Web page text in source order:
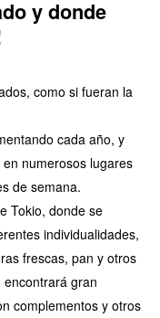
y donde
como si fueran la
cada año, y
numerosos lugares
de semana.
Tokio, donde se
individualidades,
frescas, pan y otros
gran
complementos y otros